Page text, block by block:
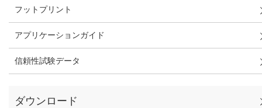
フットプリント
アプリケーションガイド
信頼性試験データ
ダウンロード